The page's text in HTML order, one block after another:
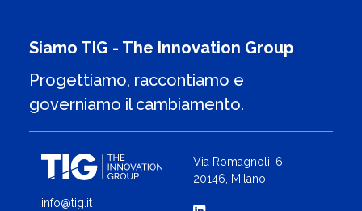
Siamo TIG - The Innovation Group
Progettiamo, raccontiamo e
governiamo il cambiamento.
info@tig.it
Via Romagnoli, 6
20146, Milano